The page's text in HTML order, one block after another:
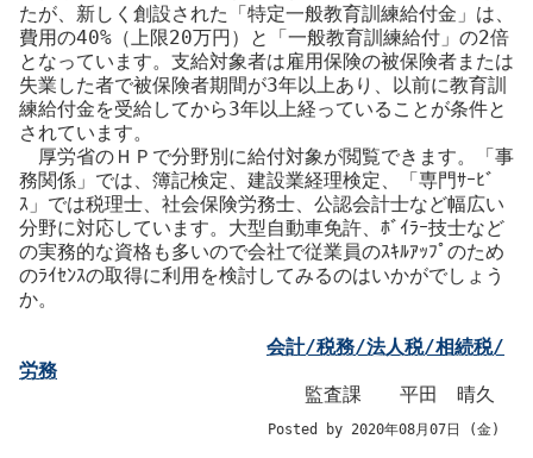
たが、新しく創設された「特定一般教育訓練給付金」は、
費用の40%（上限20万円）と「一般教育訓練給付」の2倍
となっています。支給対象者は雇用保険の被保険者または
失業した者で被保険者期間が3年以上あり、以前に教育訓
練給付金を受給してから3年以上経っていることが条件と
されています。
厚労省のＨＰで分野別に給付対象が閲覧できます。「事
務関係」では、簿記検定、建設業経理検定、「専門ｻｰﾋﾞ
ｽ」では税理士、社会保険労務士、公認会計士など幅広い
分野に対応しています。大型自動車免許、ﾎﾞｲﾗｰ技士など
の実務的な資格も多いので会社で従業員のｽｷﾙｱｯﾌﾟのため
のﾗｲｾﾝｽの取得に利用を検討してみるのはいかがでしょう
か。
会計/税務/法人税/相続税/
労務
監査課 平田 晴久
Posted by 2020年08月07日 (金)